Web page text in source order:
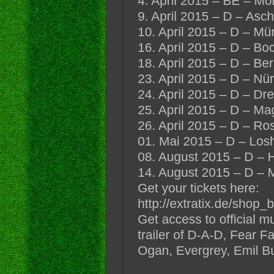
9. April 2015 – D –
10. April 2015 – D –
16. April 2015 – D –
18. April 2015 – D –
23. April 2015 – D –
24. April 2015 – D –
25. April 2015 – D –
26. April 2015 – D –
01. Mai 2015 – D –
08. August 2015 – D –
14. August 2015 – D –
Get your tickets here:
http://extratix.de/
Get access to official
trailer of D-A-D, Fear
Ogan, Evergrey, Emil